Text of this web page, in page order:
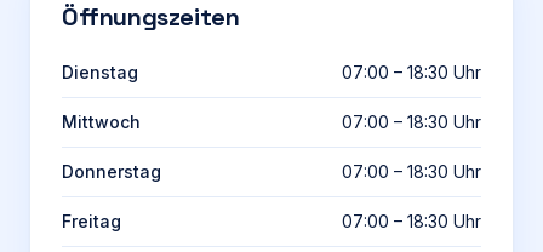
Öffnungszeiten
Dienstag 07:00 – 18:30 Uhr
Mittwoch 07:00 – 18:30 Uhr
Donnerstag 07:00 – 18:30 Uhr
Freitag 07:00 – 18:30 Uhr